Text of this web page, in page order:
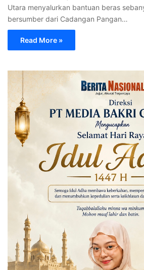
Utara menyalurkan bantuan beras
bersumber dari Cadangan Pangan…
Read More »